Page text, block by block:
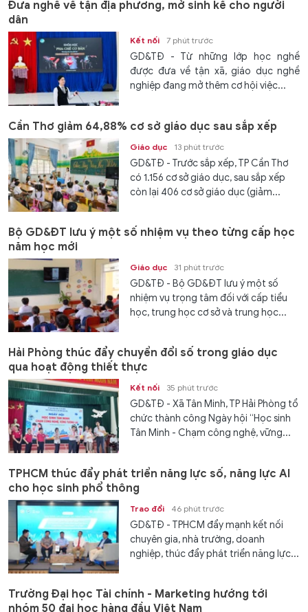
Đưa nghề về tận địa phương, mở sinh kế cho người
dân
Kết nối 7 phút trước
GD&TĐ - Từ những lớp học nghề
được đưa về tận xã, giáo dục nghề
nghiệp đang mở thêm cơ hội việc...
Cần Thơ giảm 64,88% cơ sở giáo dục sau sắp xếp
Giáo dục 13 phút trước
GD&TĐ - Trước sắp xếp, TP Cần Thơ
có 1.156 cơ sở giáo dục, sau sắp xếp
còn lại 406 cơ sở giáo dục (giảm...
Bộ GD&ĐT lưu ý một số nhiệm vụ theo từng cấp học
năm học mới
Giáo dục 31 phút trước
GD&TĐ - Bộ GD&ĐT lưu ý một số
nhiệm vụ trọng tâm đối với cấp tiểu
học, trung học cơ sở và trung học...
Hải Phòng thúc đẩy chuyển đổi số trong giáo dục
qua hoạt động thiết thực
Kết nối 35 phút trước
GD&TĐ - Xã Tân Minh, TP Hải Phòng tổ
chức thành công Ngày hội “Học sinh
Tân Minh - Chạm công nghệ, vững...
TPHCM thúc đẩy phát triển năng lực số, năng lực AI
cho học sinh phổ thông
Trao đổi 46 phút trước
GD&TĐ - TPHCM đẩy mạnh kết nối
chuyên gia, nhà trường, doanh
nghiệp, thúc đẩy phát triển năng lực...
Trường Đại học Tài chính - Marketing hướng tới
nhóm 50 đại học hàng đầu Việt Nam